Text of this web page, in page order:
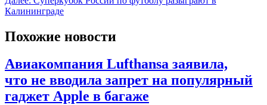
Калининграде
Похожие новости
Авиакомпания Lufthansa заявила,
что не вводила запрет на популярный
гаджет Apple в багаже